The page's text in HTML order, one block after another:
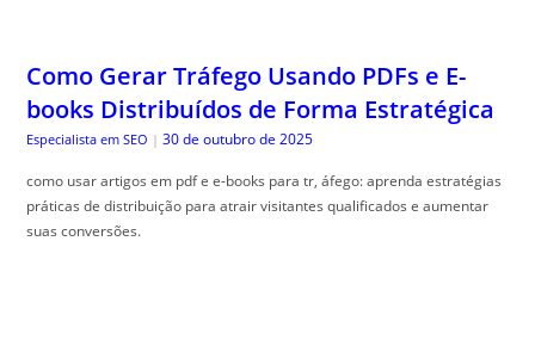
Como Gerar Tráfego Usando PDFs e E-
books Distribuídos de Forma Estratégica
Especialista em SEO | 30 de outubro de 2025
como usar artigos em pdf e e-books para tr, áfego: aprenda estratégias
práticas de distribuição para atrair visitantes qualificados e aumentar
suas conversões.